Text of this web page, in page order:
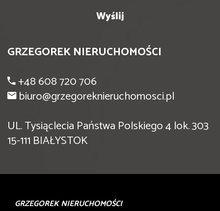
GRZEGOREK NIERUCHOMOŚCI
+48 608 720 706
biuro@grzegoreknieruchomosci.pl
UL. Tysiąclecia Państwa Polskiego 4 lok. 303
15-111 BIAŁYSTOK
GRZEGOREK NIERUCHOMOŚCI